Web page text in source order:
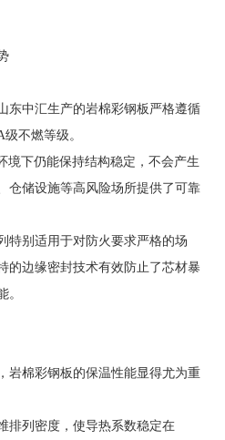
东中汇生产的岩棉彩钢板严格遵循
不燃等级。
境下仍能保持结构稳定，不会产生
仓储设施等高风险场所提供了可靠
特别适用于对防火要求严格的场
的边缘密封技术有效防止了芯材暴
岩棉彩钢板的保温性能显得尤为重
排列密度，使导热系数稳定在